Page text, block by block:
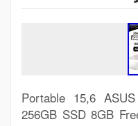
Portable 15,6
256GB SSD 8GB